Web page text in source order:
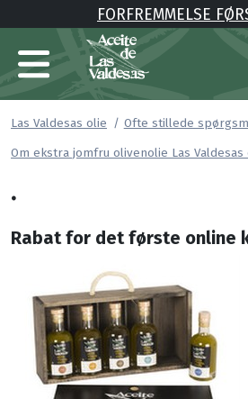
FORFREMMELSE
Las Valdesas olie
Ofte stillede
Om ekstra jomfru olivenolie Las
Rabat for det første online
.